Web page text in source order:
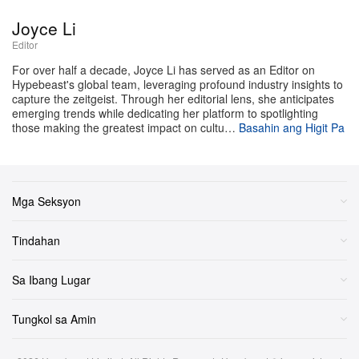
paglalathala ng
magbubukas muli sa maalamat na pamilyang mafia
mula sa isang ganap na bago, makapangyarihan at
nakatuon sa kababaihang perspektiba.
Isinulat ng author na nakabenta na ng milyun-milyong
na nobela ang spotlight mula sa mga kilalang mafia don
at itutuon ito kay Constanzia “Connie” Corleone mismo.
Bilang nag-iisang anak na babae ni Don Vito Corleone,
mga hinangaan na film adaptation ni Francis Ford
makapangyarihang mga kapatid na lalaki. Ngayon, ang
Joyce Li
Editor
For over half a decade, Joyce Li has served as an Editor on
Hypebeast's global team, leveraging profound industry insights to
capture the zeitgeist. Through her editorial lens, she anticipates
emerging trends while dedicating her platform to spotlighting
those making the greatest impact on cultu… Basahin ang Higit Pa
Mga Seksyon
Tindahan
Sa Ibang Lugar
Tungkol sa Amin